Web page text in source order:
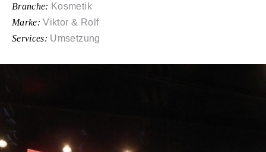
Branche: Kosmetik
Marke:Viktor & Rolf
Services: Umsetzung